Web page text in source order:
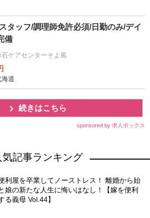
タッフ/調理師免許必須/日勤のみ/デイ
備
ケアセンターそよ風
道
続きはこちら
sponsored by 求人ボックス
気記事ランキング
利屋を卒業してノーストレス！ 離婚から始
娘の新たな人生に悔いはなし！【嫁を便利
る義母 Vol.44】